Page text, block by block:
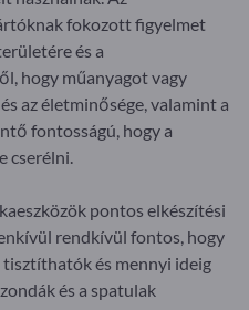
fokozott figyelmet
és a
hogy műanyagot vagy
az életminősége, valamint a
fontosságú, hogy a
cserélni.
pontos elkészítési
rendkívül fontos, hogy
tisztíthatók és mennyi ideig
és a spatulak